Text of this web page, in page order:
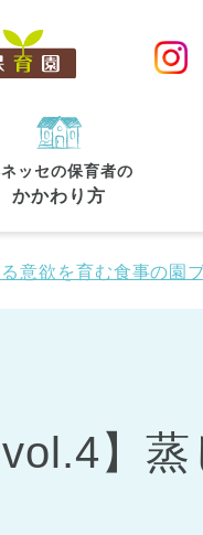
ッセの保育者の
かかわり方
(44) 中央区
意欲を育む食事の園
vol.4】